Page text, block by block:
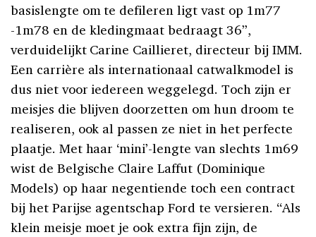
basislengte om te defileren ligt vast op 1m77
-1m78 en de kledingmaat bedraagt 36”,
verduidelijkt Carine Caillieret, directeur bij IMM.
Een carrière als internationaal catwalkmodel is
dus niet voor iedereen weggelegd. Toch zijn er
meisjes die blijven doorzetten om hun droom te
realiseren, ook al passen ze niet in het perfecte
plaatje. Met haar ‘mini’-lengte van slechts 1m69
wist de Belgische Claire Laffut (Dominique
Models) op haar negentiende toch een contract
bij het Parijse agentschap Ford te versieren. “Als
klein meisje moet je ook extra fijn zijn, de